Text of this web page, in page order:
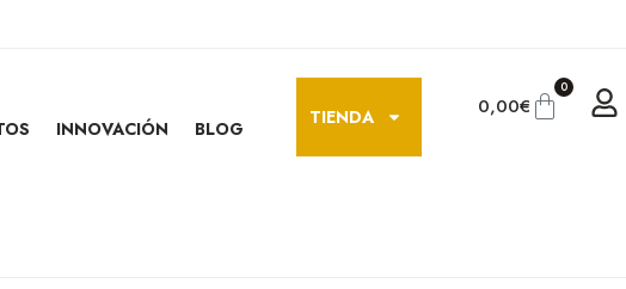
INNOVACIÓN BLOG TIENDA 0,00€
0